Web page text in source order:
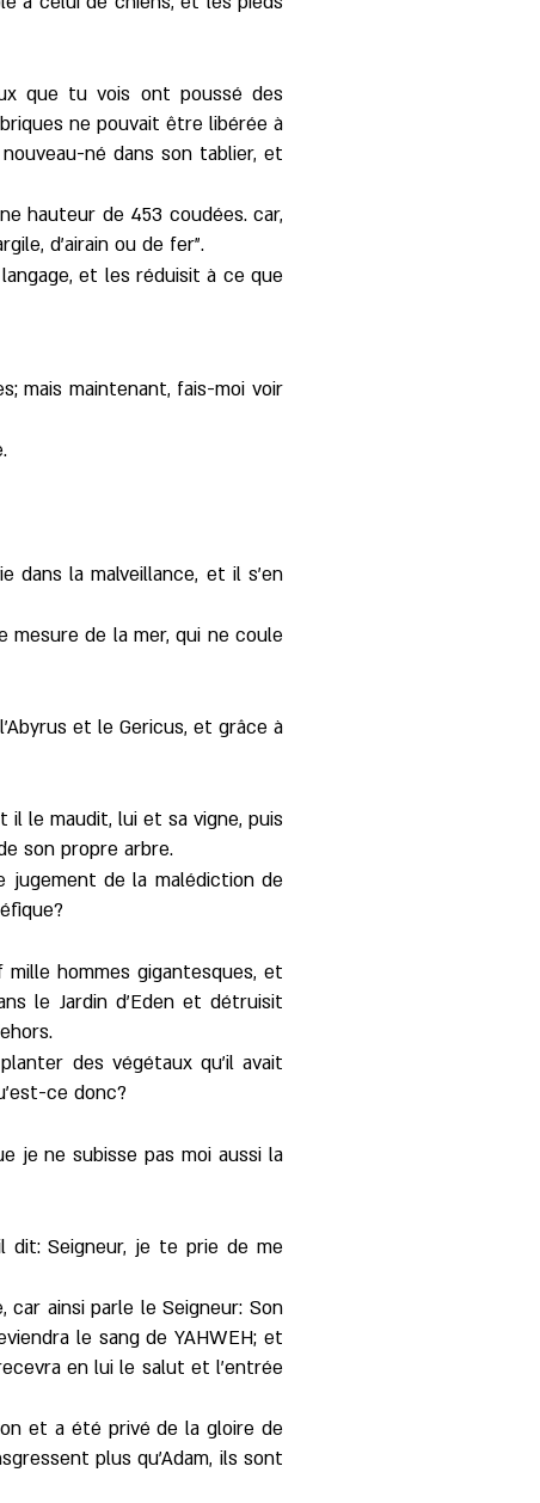
que tu vois ont poussé des
ne pouvait être libérée à
né dans son tablier, et
hauteur de 453 coudées. car,
d'airain ou de fer".
et les réduisit à ce que
mais maintenant, fais-moi voir
dans la malveillance, et il s'en
mesure de la mer, qui ne coule
et le Gericus, et grâce à
il le maudit, lui et sa vigne, puis
son propre arbre.
jugement de la malédiction de
hommes gigantesques, et
le Jardin d'Eden et détruisit
des végétaux qu'il avait
ce donc?
je ne subisse pas moi aussi la
Seigneur, je te prie de me
car ainsi parle le Seigneur: Son
le sang de YAHWEH; et
en lui le salut et l'entrée
et a été privé de la gloire de
plus qu'Adam, ils sont